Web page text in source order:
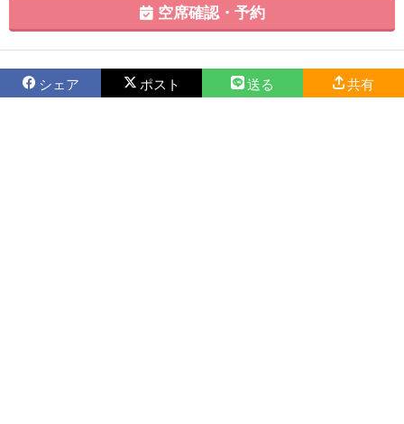
空席確認・予約
シェア ポスト 送る 共有